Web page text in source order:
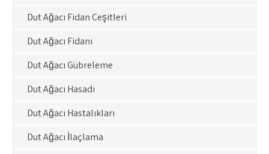
Dut Ağacı Fidan Çeşitleri
Dut Ağacı Fidanı
Dut Ağacı Gübreleme
Dut Ağacı Hasadı
Dut Ağacı Hastalıkları
Dut Ağacı İlaçlama